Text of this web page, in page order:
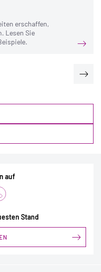
erschaffen,
Lesen Sie
auf
Stand